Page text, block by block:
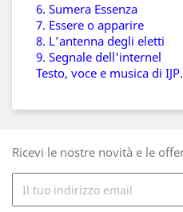
6. Sumera Essenza
7. Essere o apparire
8. L’antenna degli eletti
9. Segnale dell'internel
Testo, voce e musica di
Ricevi le nostre novità e le